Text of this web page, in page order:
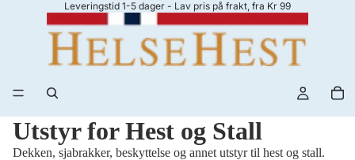
Leveringstid 1-5 dager - Lav pris på frakt, fra Kr 99
Utstyr for Hest og Stall
Dekken, sjabrakker, beskyttelse og annet utstyr til hest og stall.